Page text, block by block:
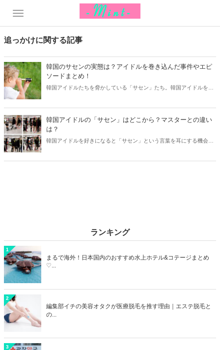
追っかけに関する記事
韓国のサセンの実態は？アイドルを巻き込んだ事件やエピ
ソードまとめ！
韓国アイドルたちを脅かしている「サセン」たち。韓国アイドルを好
ードをご紹介します！
韓国アイドルの「サセン」はどこから？マスターとの違い
は？
韓国アイドルを好きになると「サセン」という言葉を耳にする機会が
ランキング
1
まるで海外！日本国内のおすすめ水上ホテル&コテージまとめ
♡...
2
編集部イチの美容オタクが医療脱毛を推す理由｜エステ脱毛と
の...
3